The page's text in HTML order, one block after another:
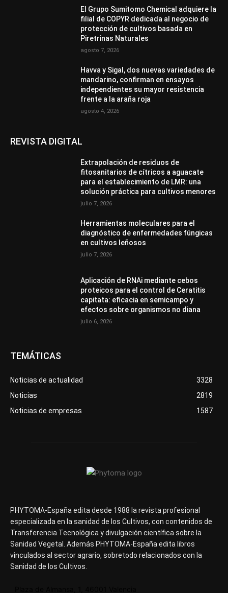
El Grupo Sumitomo Chemical adquiere la
filial de COPYR dedicada al negocio de
protección de cultivos basada en
Piretrinas Naturales
agosto 7, 2026
Havva y Sigal, dos nuevas variedades de
mandarino, confirman en ensayos
independientes su mayor resistencia
frente a la araña roja
agosto 4, 2026
REVISTA DIGITAL
Extrapolación de residuos de
fitosanitarios de cítricos a aguacate
para el establecimiento de LMR: una
solución práctica para cultivos menores
julio 7, 2026
Herramientas moleculares para el
diagnóstico de enfermedades fúngicas
en cultivos leñosos
julio 7, 2026
Aplicación de RNAi mediante cebos
proteicos para el control de Ceratitis
capitata: eficacia en semicampo y
efectos sobre organismos no diana
julio 6, 2026
TEMÁTICAS
Noticias de actualidad
3328
Noticias
2819
Noticias de empresas
1587
PHYTOMA-España edita desde 1988 la revista profesional
especializada en la sanidad de los Cultivos, con contenidos de
Transferencia Tecnológica y divulgación científica sobre la
Sanidad Vegetal. Además PHYTOMA-España edita libros
vinculados al sector agrario, sobretodo relacionados con la
Sanidad de los Cultivos.